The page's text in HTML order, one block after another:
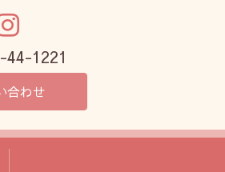
44-1221
合わせ